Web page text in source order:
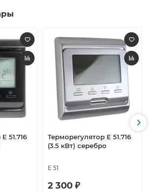
51.716
Терморегулятор E 51.716
(3.5 кВт) серебро
E 51
2 300 ₽